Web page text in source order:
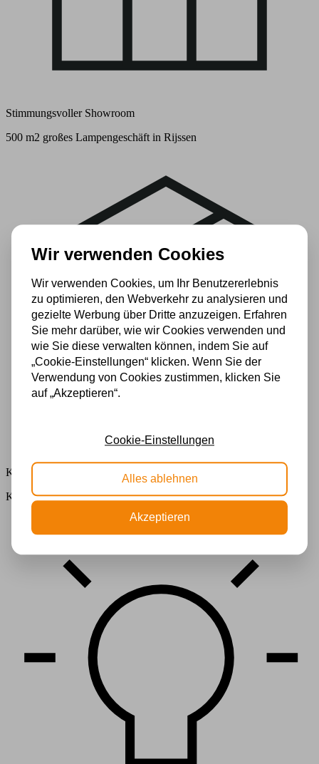
Stimmungsvoller Showroom
500 m2 großes Lampengeschäft in Rijssen
Kostenloser Versand
Kostenloser Versand in Deutschland ab 99 €
Wir verwenden Cookies
Wir verwenden Cookies, um Ihr Benutzererlebnis
zu optimieren, den Webverkehr zu analysieren und
gezielte Werbung über Dritte anzuzeigen. Erfahren
Sie mehr darüber, wie wir Cookies verwenden und
wie Sie diese verwalten können, indem Sie auf
„Cookie-Einstellungen“ klicken. Wenn Sie der
Verwendung von Cookies zustimmen, klicken Sie
auf „Akzeptieren“.
Cookie-Einstellungen
Alles ablehnen
Akzeptieren